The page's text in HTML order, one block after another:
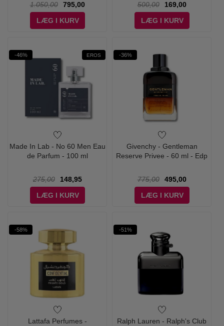
1.050,00
795,00
LÆG I KURV
500,00
169,00
LÆG I KURV
-46% EROS
Made In Lab - No 60 Men Eau
de Parfum - 100 ml
275,00
148,95
LÆG I KURV
-36%
Givenchy - Gentleman
Reserve Privee - 60 ml - Edp
775,00
495,00
LÆG I KURV
-58%
Lattafa Perfumes -
-51%
Ralph Lauren - Ralph's Club